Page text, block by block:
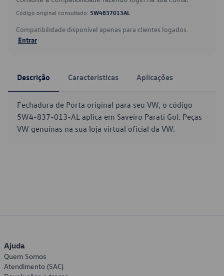
Código original consultado: 5W4837013AL
Compatibilidade disponível apenas para clientes logados.
Entrar
Descrição Características Aplicações
Fechadura de Porta original para seu VW, o código
5W4-837-013-AL aplica em Saveiro Parati Gol. Peças
VW genuínas na sua loja virtual oficial da VW.
Ajuda
Quem Somos
Atendimento (SAC)